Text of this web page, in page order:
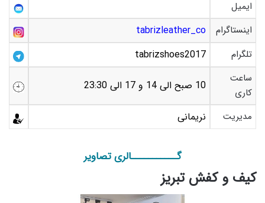
ایمیل
اینستاگرام
tabrizleather_co
تلگرام tabrizshoes2017
ساعت
کاری
10 صبح الی 14 و 17 الی 23:30
مدیریت نریمانی
گـــــــــــالری تصاویر
کیف و کفش تبریز